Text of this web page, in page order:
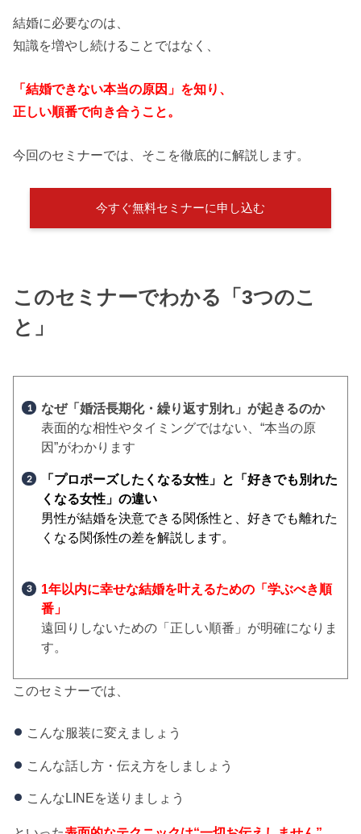
結婚に必要なのは、
知識を増やし続けることではなく、
「結婚できない本当の原因」を知り、
正しい順番で向き合うこと。
今回のセミナーでは、そこを徹底的に解説します。
今すぐ無料セミナーに申し込む
このセミナーでわかる「3つのこ
と」
なぜ「婚活長期化・繰り返す別れ」が起きるのか
表面的な相性やタイミングではない、“本当の原
因”がわかります
「プロポーズしたくなる女性」と「好きでも別れた
くなる女性」の違い
男性が結婚を決意できる関係性と、好きでも離れた
くなる関係性の差を解説します。
1年以内に幸せな結婚を叶えるための「学ぶべき順
番」
遠回りしないための「正しい順番」が明確になりま
す。
このセミナーでは、
こんな服装に変えましょう
こんな話し方・伝え方をしましょう
こんなLINEを送りましょう